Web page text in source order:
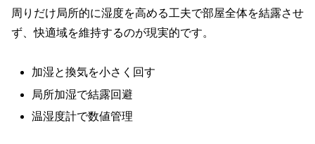
周りだけ局所的に湿度を高める工夫で部屋全体を結露させ
ず、快適域を維持するのが現実的です。
加湿と換気を小さく回す
局所加湿で結露回避
温湿度計で数値管理